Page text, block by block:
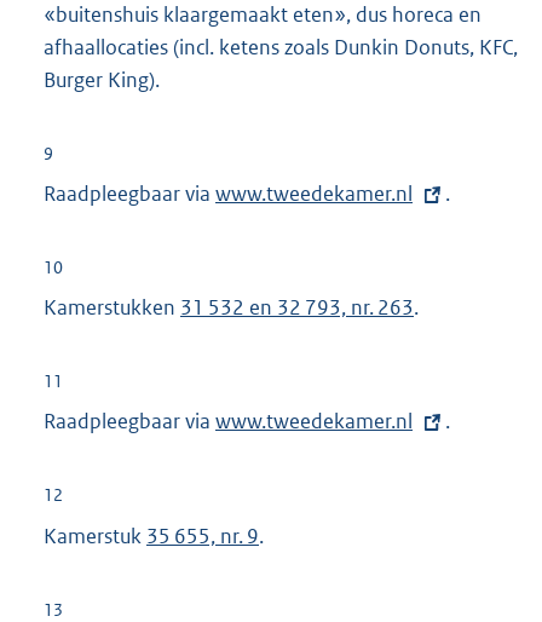
«buitenshuis klaargemaakt eten», dus horeca en
afhaallocaties (incl. ketens zoals Dunkin Donuts, KFC,
Burger King).
9
Raadpleegbaar via E
r
l
:
www.tweedekamer.nl .
10
Kamerstukken 31 532 en 32 793, nr. 263.
11
Raadpleegbaar via E
r
www.tweedekamer.nl .
12
Kamerstuk 35 655, nr. 9.
13